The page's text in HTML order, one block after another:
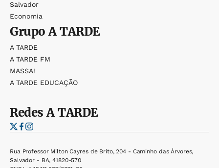
Salvador
Economia
GrupoA TARDE
A TARDE
A TARDE FM
MASSA!
A TARDE EDUCAÇÃO
RedesA TARDE
Rua Professor Milton Cayres de Brito, 204 - Caminho das Árvores,
Salvador - BA, 41820-570